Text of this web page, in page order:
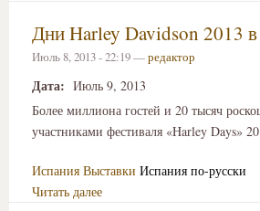
Дни Harley Davidson 2013 в
Июль 8, 2013 - 22:19 —редактор
Дата: Июль 9, 2013
Более миллиона гостей и 20 тысяч
участниками фестиваля «Harley Days»
Испания Выставки Испания по-русски
Читать далее